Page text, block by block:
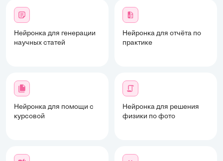
Нейронка для генерации
научных статей
Нейронка для отчёта по
практике
Нейронка для помощи с
курсовой
Нейронка для решения
физики по фото